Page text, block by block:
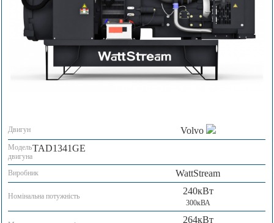
Двигун Volvo
Модель
двигуна
TAD1341GE
Виробник WattStream
Номінальна потужність 240кВт
300кВА
264кВт